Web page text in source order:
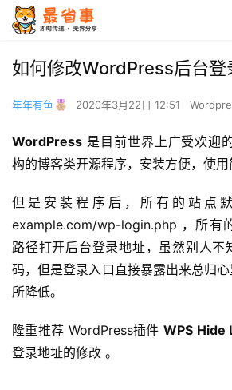
如何修改WordPress后台登
年年有鱼 2020年3月22日 12:51
WordPress 是目前世界上广受欢迎
构的博客类开源程序，安装方便，使用
但是安装程序后，所有的站点
example.com/wp-login.php ，所有
路径打开后台登录地址，虽然别人不
码，但是登录入口直接暴露出来总归
所降低。
隆重推荐 WordPress插件 WPS Hide
登录地址的修改 。